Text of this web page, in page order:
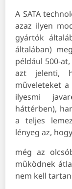
A SATA
azaz ilyen
gyártók
általában)
például 500-
azt jelenti,
műveleteket
ilyesmi
háttérben),
a teljes
lényeg az, hogy
még az
működnek
nem kell